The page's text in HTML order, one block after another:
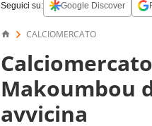
Seguici su: Google Discover
CALCIOMERCATO
Makoumbou
avvicina